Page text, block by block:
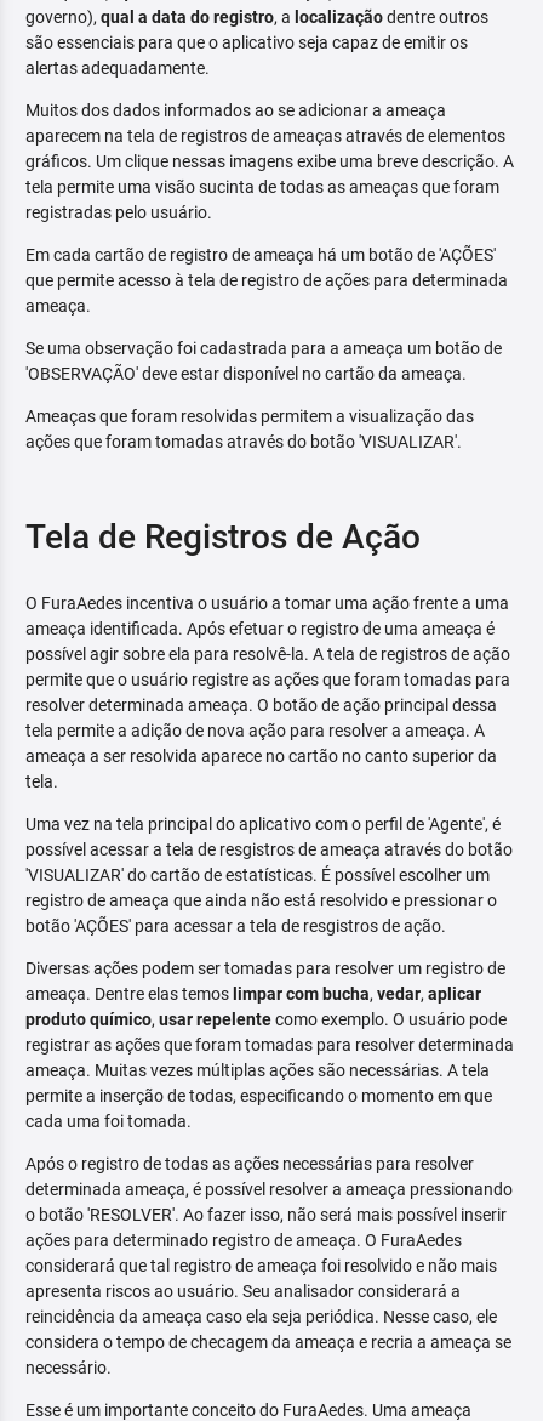
governo), qual a data do registro, a localizaçãodentre outros
são essenciais para que o aplicativo seja capaz de emitir os
alertas adequadamente.
Muitos dos dados informados ao se adicionar a ameaça
aparecem na tela de registros de ameaças através de elementos
gráficos. Um clique nessas imagens exibe uma breve descrição. A
tela permite uma visão sucinta de todas as ameaças que foram
registradas pelo usuário.
Em cada cartão de registro de ameaça há um botão de 'AÇÕES'
que permite acesso à tela de registro de ações para determinada
ameaça.
Se uma observação foi cadastrada para a ameaça um botão de
'OBSERVAÇÃO' deve estar disponível no cartão da ameaça.
Ameaças que foram resolvidas permitem a visualização das
ações que foram tomadas através do botão 'VISUALIZAR'.
Tela de Registros de Ação
O FuraAedes incentiva o usuário a tomar uma ação frente a uma
ameaça identificada. Após efetuar o registro de uma ameaça é
possível agir sobre ela para resolvê-la. A tela de registros de ação
permite que o usuário registre as ações que foram tomadas para
resolver determinada ameaça. O botão de ação principal dessa
tela permite a adição de nova ação para resolver a ameaça. A
ameaça a ser resolvida aparece no cartão no canto superior da
tela.
Uma vez na tela principal do aplicativo com o perfil de 'Agente', é
possível acessar a tela de resgistros de ameaça através do botão
'VISUALIZAR' do cartão de estatísticas. É possível escolher um
registro de ameaça que ainda não está resolvido e pressionar o
botão 'AÇÕES' para acessar a tela de resgistros de ação.
Diversas ações podem ser tomadas para resolver um registro de
ameaça. Dentre elas temos limpar com bucha, vedar, aplicar
produto químico, usar repelentecomo exemplo. O usuário pode
registrar as ações que foram tomadas para resolver determinada
ameaça. Muitas vezes múltiplas ações são necessárias. A tela
permite a inserção de todas, especificando o momento em que
cada uma foi tomada.
Após o registro de todas as ações necessárias para resolver
determinada ameaça, é possível resolver a ameaça pressionando
o botão 'RESOLVER'. Ao fazer isso, não será mais possível inserir
ações para determinado registro de ameaça. O FuraAedes
considerará que tal registro de ameaça foi resolvido e não mais
apresenta riscos ao usuário. Seu analisador considerará a
reincidência da ameaça caso ela seja periódica. Nesse caso, ele
considera o tempo de checagem da ameaça e recria a ameaça se
necessário.
Esse é um importante conceito do FuraAedes. Uma ameaça